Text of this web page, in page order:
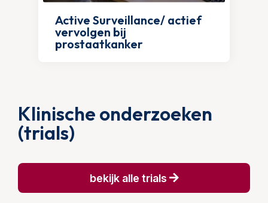
Active Surveillance/ actief
vervolgen bij
prostaatkanker
Klinische onderzoeken
(trials)
bekijk alle trials